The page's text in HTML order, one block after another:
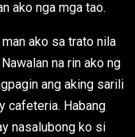
ako nga mga tao.
ako sa trato nila
na rin ako ng
ang aking sarili
cafeteria. Habang
nasalubong ko si